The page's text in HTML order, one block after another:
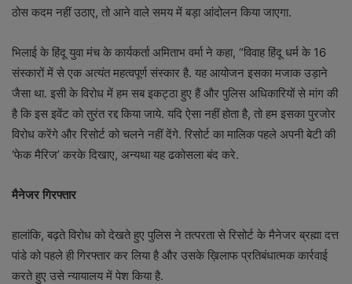
ठोस कदम नहीं उठाए, तो आने वाले समय में बड़ा आंदोलन किया जाएगा.
भिलाई के हिंदू युवा मंच के कार्यकर्ता अमिताभ वर्मा ने कहा, “विवाह हिंदू धर्म के 16
संस्कारों में से एक अत्यंत महत्वपूर्ण संस्कार है. यह आयोजन इसका मजाक उड़ाने
जैसा था. इसी के विरोध में हम सब इकट्ठा हुए हैं और पुलिस अधिकारियों से मांग की
है कि इस इवेंट को तुरंत रद्द किया जाये. यदि ऐसा नहीं होता है, तो हम इसका पुरजोर
विरोध करेंगे और रिसोर्ट को चलने नहीं देंगे. रिसोर्ट का मालिक पहले अपनी बेटी की
‘फेक मैरिज’ करके दिखाए, अन्यथा यह ढकोसला बंद करे.
मैनेजर गिरफ्तार
हालांकि, बढ़ते विरोध को देखते हुए पुलिस ने तत्परता से रिसोर्ट के मैनेजर ब्रह्मा दत्त
पांडे को पहले ही गिरफ्तार कर लिया है और उसके ख़िलाफ प्रतिबंधात्मक कार्रवाई
करते हुए उसे न्यायालय में पेश किया है.